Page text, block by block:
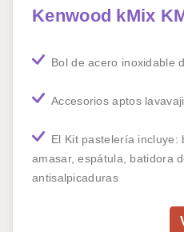
Kenwood kMix
Bol de acero inoxidable
Accesorios aptos
El Kit pastelería incluye:
amasar, espátula, batidora
antisalpicaduras